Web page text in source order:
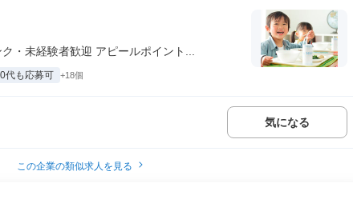
・未経験者歓迎 アピールポイント...
代も応募可 +18個
気になる
この企業の類似求人を見る